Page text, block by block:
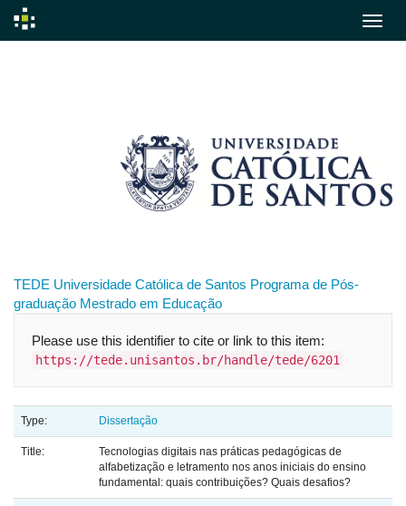
TEDE Universidade Católica de Santos Programa de Pós-
graduação Mestrado em Educação
Please use this identifier to cite or link to this item:
https://tede.unisantos.br/handle/tede/6201
Type: Dissertação
Title:
Tecnologias digitais nas práticas pedagógicas de
alfabetização e letramento nos anos iniciais do ensino
fundamental: quais contribuições? Quais desafios?